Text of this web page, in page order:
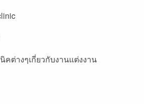
คต่างๆเกี่ยวกับงานแต่งงาน